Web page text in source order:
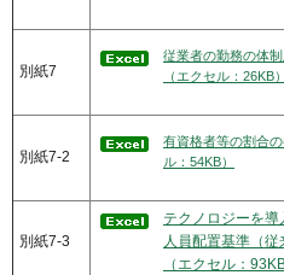
別紙7
従業者の勤務の体
（エクセル：26KB）
別紙7-2
有資格者等の割合
ル：54KB）
別紙7-3
テクノロジーを
人員配置基準（
（エクセル：93KB